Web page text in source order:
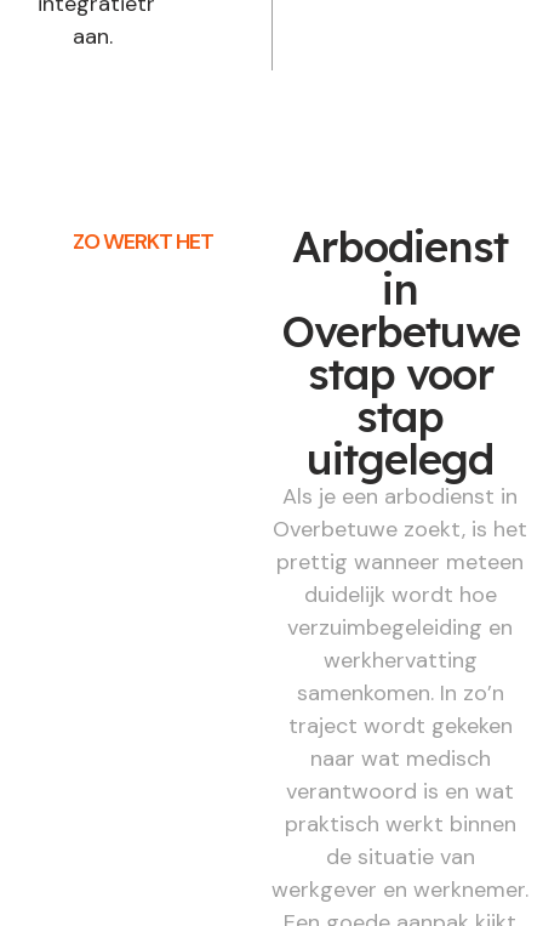
aan.
ZO WERKT HET Arbodienst
in
Overbetuwe
stap voor
stap
uitgelegd
Als je een arbodienst in
Overbetuwe zoekt, is het
prettig wanneer meteen
duidelijk wordt hoe
verzuimbegeleiding en
werkhervatting
samenkomen. In zo’n
traject wordt gekeken
naar wat medisch
verantwoord is en wat
praktisch werkt binnen
de situatie van
werkgever en werknemer.